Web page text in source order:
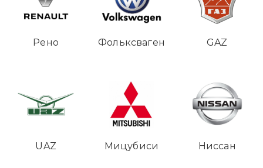
Рено Фольксваген GAZ
UAZ Мицубиси Ниссан